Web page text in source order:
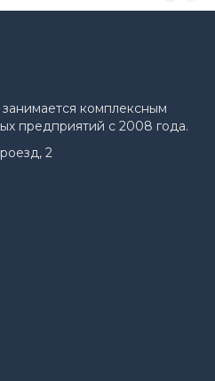
занимается комплексным
предприятий с 2008 года.
2